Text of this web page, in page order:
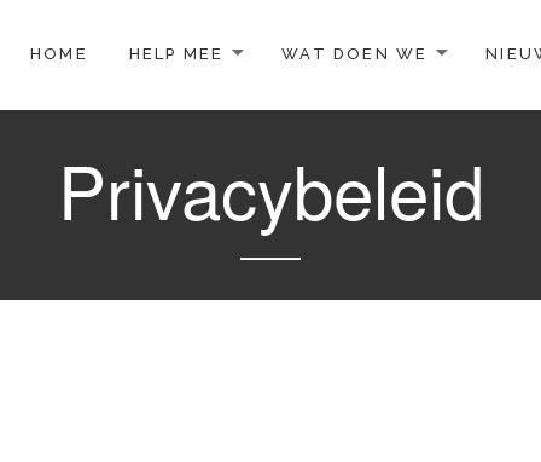
HOME HELP MEE WAT DOEN WE
Privacybeleid